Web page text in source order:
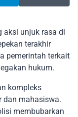
aksi unjuk rasa di
terakhir
pemerintah terkait
hukum.
kompleks
dan mahasiswa.
membubarkan